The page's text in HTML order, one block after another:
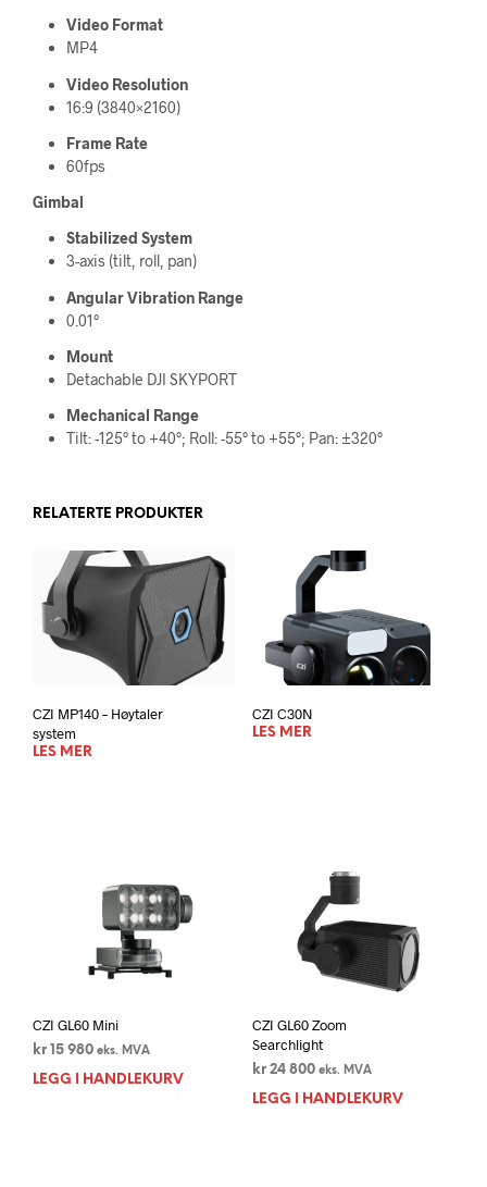
Video Format
MP4
Video Resolution
16:9 (3840×2160)
Frame Rate
60fps
Gimbal
Stabilized System
3-axis (tilt, roll, pan)
Angular Vibration Range
0.01°
Mount
Detachable DJI SKYPORT
Mechanical Range
Tilt: -125° to +40°; Roll: -55° to +55°; Pan: ±320°
RELATERTE PRODUKTER
CZI MP140 – Høytaler
system
LES MER
CZI C30N
LES MER
CZI GL60 Mini
kr 15 980 eks. MVA
LEGG I HANDLEKURV
CZI GL60 Zoom
Searchlight
kr24 800 eks. MVA
LEGG I HANDLEKURV